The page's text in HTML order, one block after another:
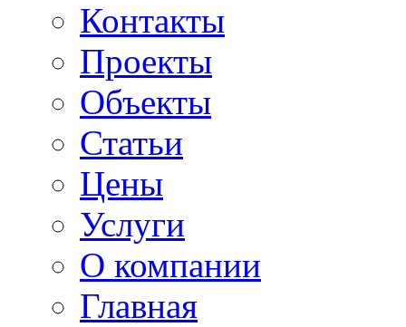
Контакты
Проекты
Объекты
Статьи
Цены
Услуги
О компании
Главная